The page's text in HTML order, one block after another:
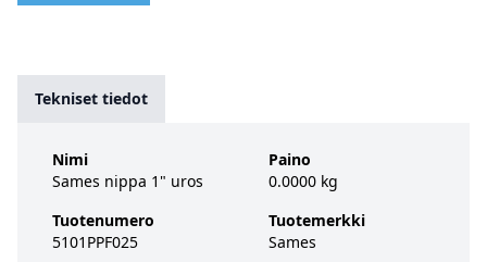
Tekniset tiedot
Nimi
Sames nippa 1" uros
Tuotenumero
5101PPF025
Paino
0.0000 kg
Tuotemerkki
Sames